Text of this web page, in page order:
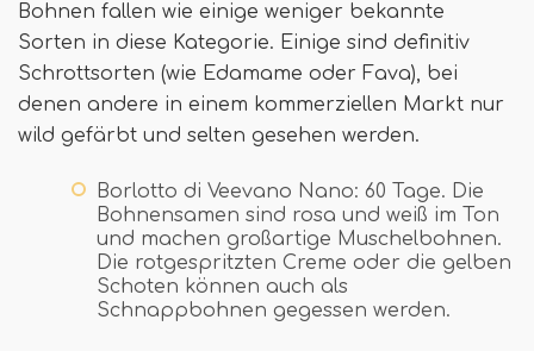
Bohnen fallen wie einige weniger bekannte
Sorten in diese Kategorie. Einige sind definitiv
Schrottsorten (wie Edamame oder Fava), bei
denen andere in einem kommerziellen Markt nur
wild gefärbt und selten gesehen werden.
Borlotto di Veevano Nano: 60 Tage. Die
Bohnensamen sind rosa und weiß im Ton
und machen großartige Muschelbohnen.
Die rotgespritzten Creme oder die gelben
Schoten können auch als
Schnappbohnen gegessen werden.